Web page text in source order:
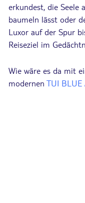
erkundest, die Seele
baumeln lässt oder
Luxor auf der Spur
Reiseziel im
Wie wäre es da mit
modernen TUI BLUE